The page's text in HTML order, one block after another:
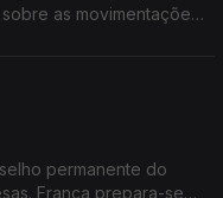
as movimentações
permanente do
França prepara-se